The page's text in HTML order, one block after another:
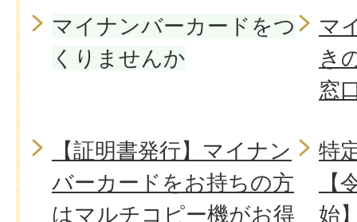
マイナンバーカードをつ
くりませんか
マ
き
窓
【証明書発行】マイナン
バーカードをお持ちの方
はマルチコピー機がお得
特
【
始